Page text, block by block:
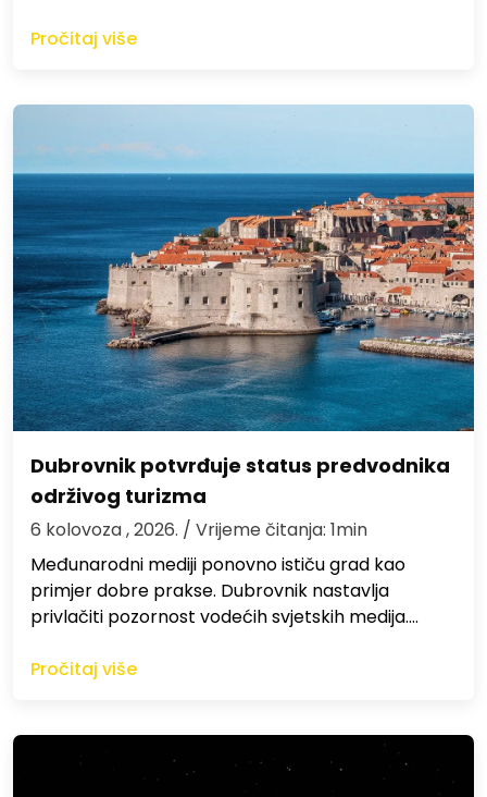
Pročitaj više
Dubrovnik potvrđuje status predvodnika
održivog turizma
6 kolovoza , 2026. / Vrijeme čitanja: 1min
Međunarodni mediji ponovno ističu grad kao
primjer dobre prakse. Dubrovnik nastavlja
privlačiti pozornost vodećih svjetskih medija.…
Pročitaj više